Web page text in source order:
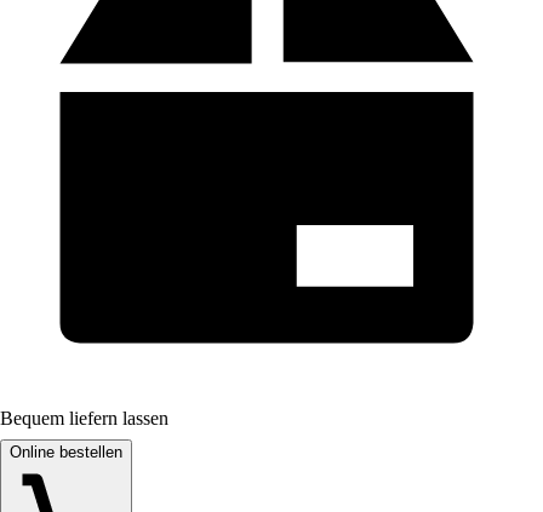
Bequem liefern lassen
Online bestellen